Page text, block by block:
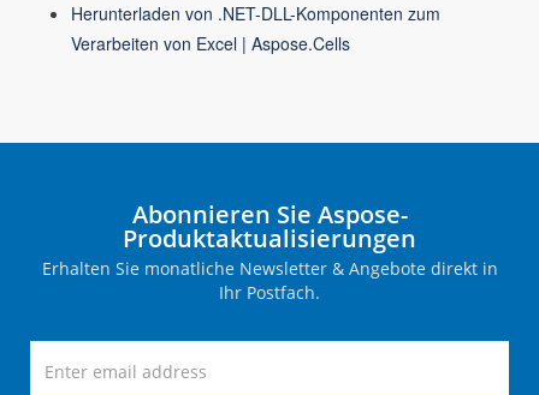
Herunterladen von .NET-DLL-Komponenten zum
Verarbeiten von Excel | Aspose.Cells
Abonnieren Sie Aspose-
Produktaktualisierungen
Erhalten Sie monatliche Newsletter & Angebote direkt in
Ihr Postfach.